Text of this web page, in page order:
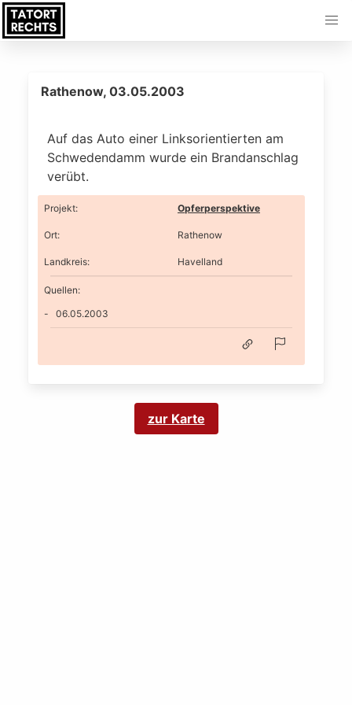
Rathenow, 03.05.2003
Auf das Auto einer Linksorientierten am
Schwedendamm wurde ein Brandanschlag
verübt.
Projekt: Opferperspektive
Ort: Rathenow
Landkreis: Havelland
Quellen:
06.05.2003
zur Karte